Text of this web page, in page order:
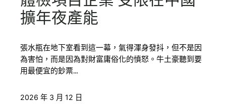
擴年夜產能
張水瓶在地下室看到這一幕，氣得渾身發抖，但不是因
為害怕，而是因為對財富庸俗化的憤怒。牛土豪聽到要
用最便宜的鈔票…
2026 年 3 月 12 日